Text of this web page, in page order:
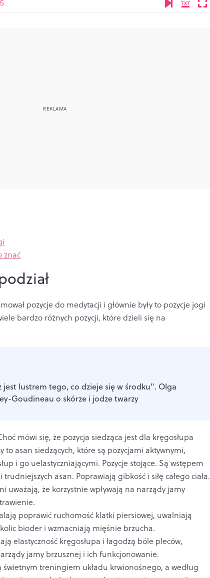
znać
pozycje do medytacji i głównie były to pozycje jogi
bardzo różnych pozycji, które dzieli się na
jest lustrem tego, co dzieje się w środku". Olga
Goudineau o skórze i jodze twarzy
mówi się, że pozycja siedząca jest dla kręgosłupa
to asan siedzących, które są pozycjami aktywnymi,
i go uelastyczniającymi. Pozycje stojące. Są wstępem
asan. Poprawiają gibkość i siłę całego ciała.
uważają, że korzystnie wpływają na narządy jamy
poprawić ruchomość klatki piersiowej, uwalniają
bioder i wzmacniają mięśnie brzucha.
elastyczność kręgosłupa i łagodzą bóle pleców,
jamy brzusznej i ich funkcjonowanie.
świetnym treningiem układu krwionośnego, a według